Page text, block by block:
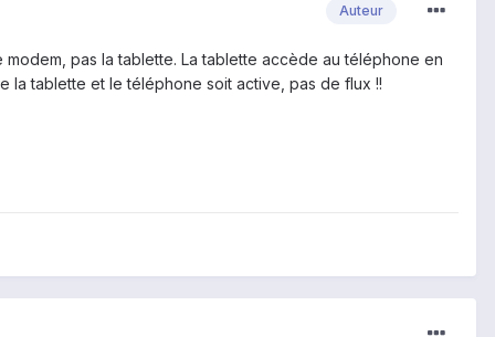
Auteur
pas la tablette. La tablette accède au téléphone en
la tablette et le téléphone soit active, pas de flux !!